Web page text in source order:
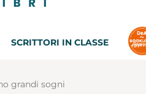
SCRITTORI IN CLASSE
grandi sogni